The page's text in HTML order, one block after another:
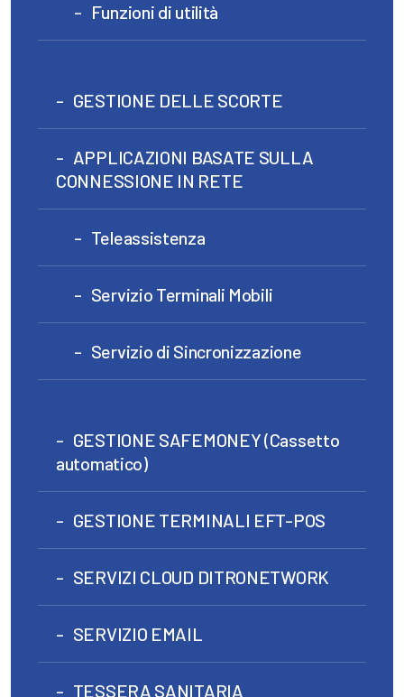
Funzioni di utilità
GESTIONE DELLE SCORTE
APPLICAZIONI BASATE SULLA
CONNESSIONE IN RETE
Teleassistenza
Servizio Terminali Mobili
Servizio di Sincronizzazione
GESTIONE SAFEMONEY (Cassetto
automatico)
GESTIONE TERMINALI EFT-POS
SERVIZI CLOUD DITRONETWORK
SERVIZIO EMAIL
TESSERA SANITARIA